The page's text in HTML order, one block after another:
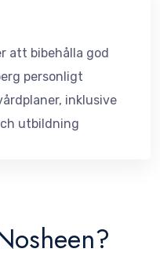
att bibehålla god
personligt
inklusive
utbildning